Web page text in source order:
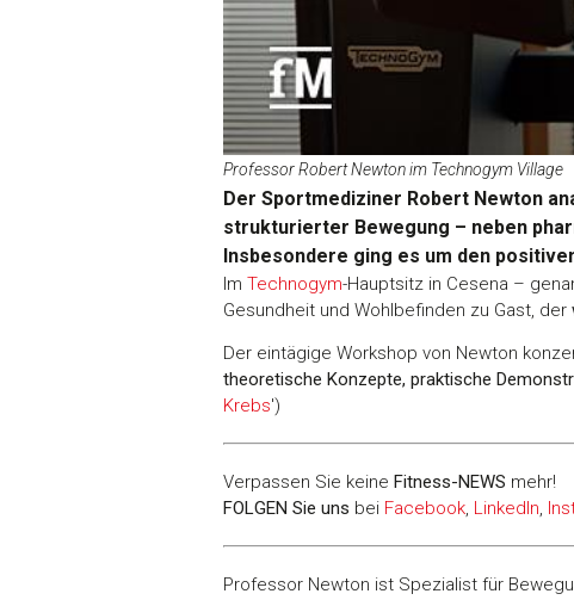
Professor Robert Newton im Technogym Village
Der Sportmediziner Robert Newton
strukturierter Bewegung – neben
Insbesondere ging es um den
Im Technogym-Hauptsitz in Cesena –
Gesundheit und Wohlbefinden zu Gast, der
Der eintägige Workshop von Newton
theoretische Konzepte, praktische
Krebs')
Verpassen Sie keine Fitness-NEWS mehr!
FOLGEN Sie uns bei Facebook, LinkedIn,
Professor Newton ist Spezialist für